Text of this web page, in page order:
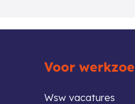
Voor
Wsw vacatures